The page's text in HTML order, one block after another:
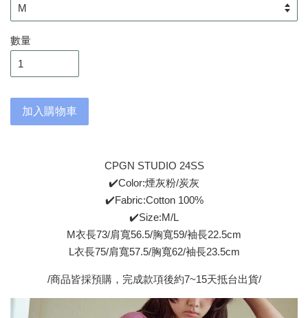
數量
加入購物車
CPGN STUDIO 24SS
✔️Color:煙灰粉/炭灰
✔️Fabric:Cotton 100%
✔️Size:M/L
M衣長73/肩寬56.5/胸寬59/袖長22.5cm
L衣長75/肩寬57.5/胸寬62/袖長23.5cm
/商品皆採預購，完成款項後約7~15天抵台出貨/